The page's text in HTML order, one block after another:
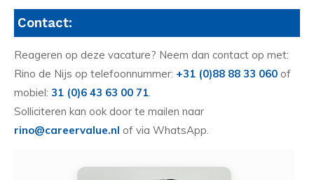
Contact:
Reageren op deze vacature? Neem dan contact op met:
Rino de Nijs op telefoonnummer: +31 (0)88 88 33 060 of
mobiel: 31 (0)6 43 63 00 71.
Solliciteren kan ook door te mailen naar
rino@careervalue.nl of via WhatsApp.